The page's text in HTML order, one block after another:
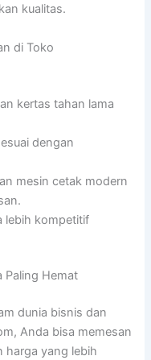
kualitas.
di Toko
kertas tahan lama
dengan
mesin cetak modern
lebih kompetitif
Paling Hemat
dunia bisnis dan
Anda bisa memesan
harga yang lebih